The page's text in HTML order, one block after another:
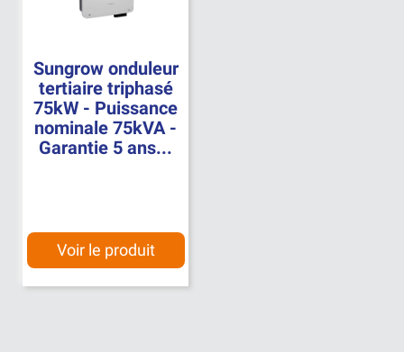
Sungrow onduleur
tertiaire triphasé
75kW - Puissance
nominale 75kVA -
Garantie 5 ans...
Voir le produit